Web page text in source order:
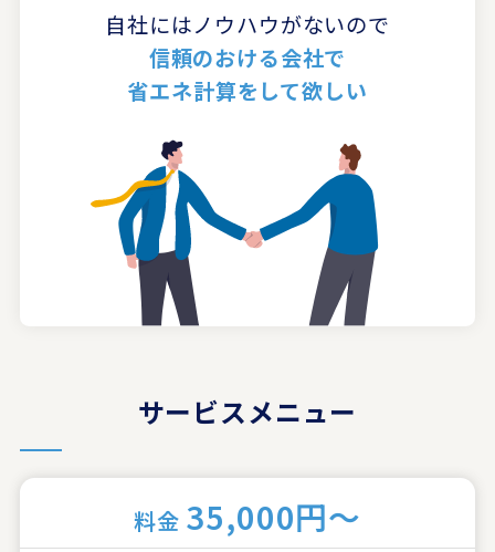
自社にはノウハウがないので
信頼のおける会社で
省エネ計算をして欲しい
サービスメニュー
料金 35,000円～